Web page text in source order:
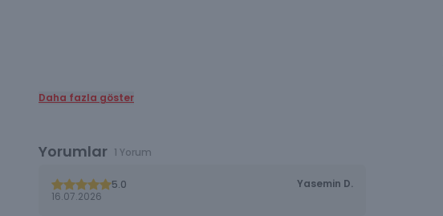
Daha fazla göster
Yorumlar 1 Yorum
5.0 Yasemin D.
16.07.2026